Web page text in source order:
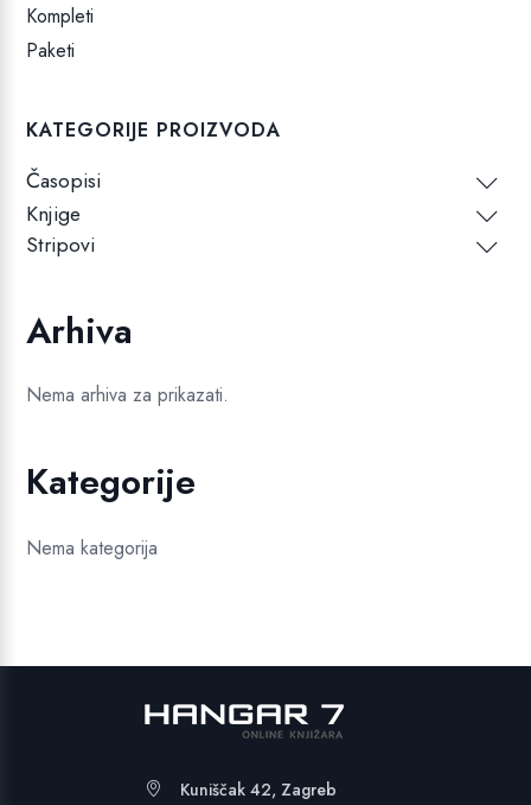
Kompleti
Paketi
KATEGORIJE PROIZVODA
Časopisi
Knjige
Stripovi
Arhiva
Nema arhiva za prikazati.
Kategorije
Nema kategorija
Kuniščak 42, Zagreb